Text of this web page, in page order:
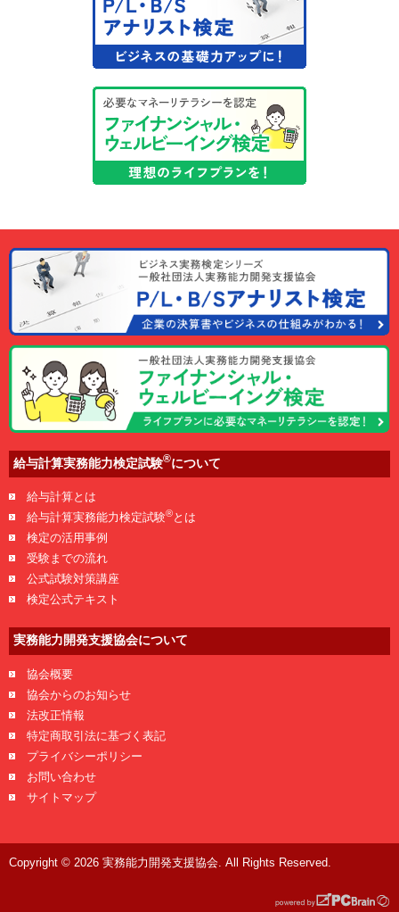
給与計算実務能力検定試験®について
給与計算とは
給与計算実務能力検定試験®とは
検定の活用事例
受験までの流れ
公式試験対策講座
検定公式テキスト
実務能力開発支援協会について
協会概要
協会からのお知らせ
法改正情報
特定商取引法に基づく表記
プライバシーポリシー
お問い合わせ
サイトマップ
Copyright © 2026 実務能力開発支援協会. All Rights Reserved.